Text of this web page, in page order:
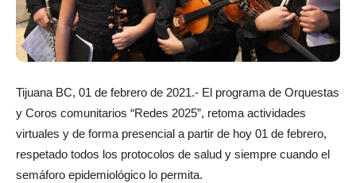
Tijuana BC, 01 de febrero de 2021.- El programa de Orquestas
y Coros comunitarios “Redes 2025”, retoma actividades
virtuales y de forma presencial a partir de hoy 01 de febrero,
respetado todos los protocolos de salud y siempre cuando el
semáforo epidemiológico lo permita.